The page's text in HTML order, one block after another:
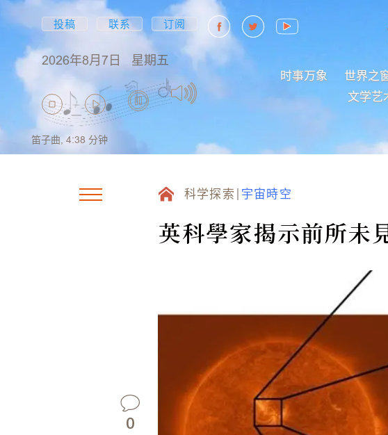
投稿 联系 订阅
2026年8月7日 星期五
时事万象 世界之
文学艺
笛子曲, 4:38 分钟
科学探索 宇宙時空
英科學家揭示前所未
0